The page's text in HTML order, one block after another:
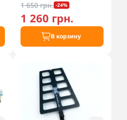
1 650 грн. -24%
1 260 грн.
В корзину